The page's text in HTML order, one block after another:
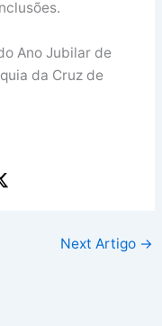
Ano Jubilar de
da Cruz de
Next Artigo →